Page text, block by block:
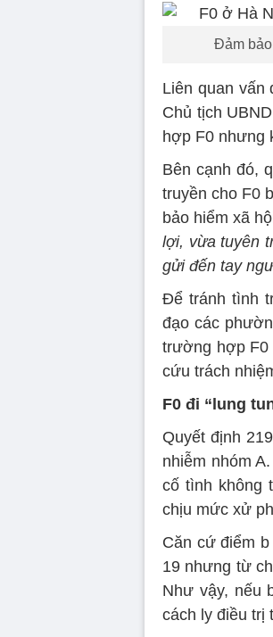
Đảm
Liên quan vấn
Chủ tịch
hợp F0 nhưng
Bên cạnh đó,
truyền cho F0
bảo hiểm xã
lợi, vừa tuyên
gửi đến tay
Để tránh tình
đạo các
trường hợp F0
cứu trách
F0 đi “lung
Quyết định
nhiễm nhóm
cố tình không
chịu mức xử
Căn cứ điểm
19 nhưng từ
Như vậy, nếu
cách ly điều trị